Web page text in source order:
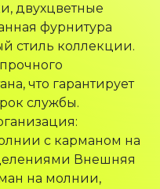
двухцветные
фурнитура
стиль коллекции.
что гарантирует
службы.
с карманом на
Внешняя
на молнии,